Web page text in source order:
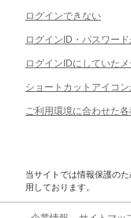
ログインできない
ログインID・パスワー
ログインIDにしていた
ショートカットアイコ
ご利用環境に合わせた
当サイトでは情報保護の
用しております。